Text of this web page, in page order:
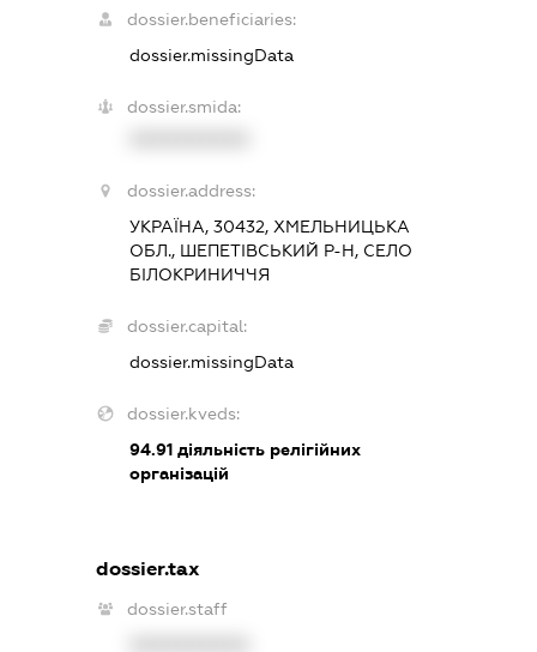
dossier.beneficiaries:
dossier.missingData
dossier.smida:
dossier.address:
УКРАЇНА, 30432, ХМЕЛЬНИЦЬКА
ОБЛ., ШЕПЕТІВСЬКИЙ Р-Н, СЕЛО
БІЛОКРИНИЧЧЯ
dossier.capital:
dossier.missingData
dossier.kveds:
94.91діяльність релігійних
організацій
dossier.tax
dossier.staff